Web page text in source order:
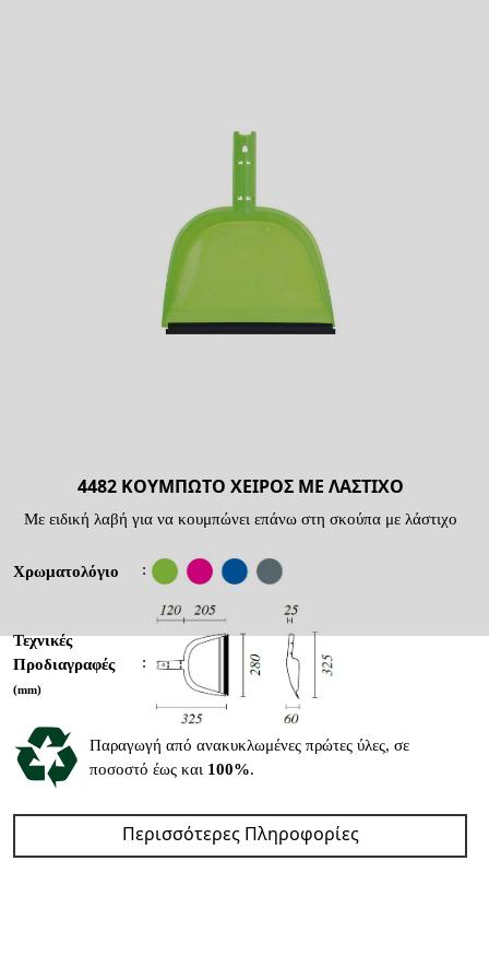
4482 ΚΟΥΜΠΩΤΟ ΧΕΙΡΟΣ ΜΕ ΛΑΣΤΙΧΟ
Με ειδική λαβή για να κουμπώνει επάνω στη σκούπα με λάστιχο
Χρωματολόγιο :
Τεχνικές
Προδιαγραφές
(mm)
:
Παραγωγή από ανακυκλωμένες πρώτες ύλες, σε
ποσοστό έως και 100%.
Περισσότερες Πληροφορίες